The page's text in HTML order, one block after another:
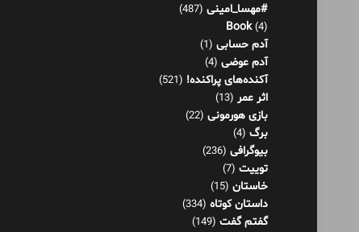
#مهسا_امینی (487)
Book(4)
آدم حسابی (1)
آدم عوضی (4)
آکنده‌های پراکنده! (521)
اثر عمر (13)
بازی هورمونی (22)
برگ (4)
بیوگرافی (236)
توییت (7)
خاستان (15)
داستان کوتاه (334)
گفتم گفت (149)